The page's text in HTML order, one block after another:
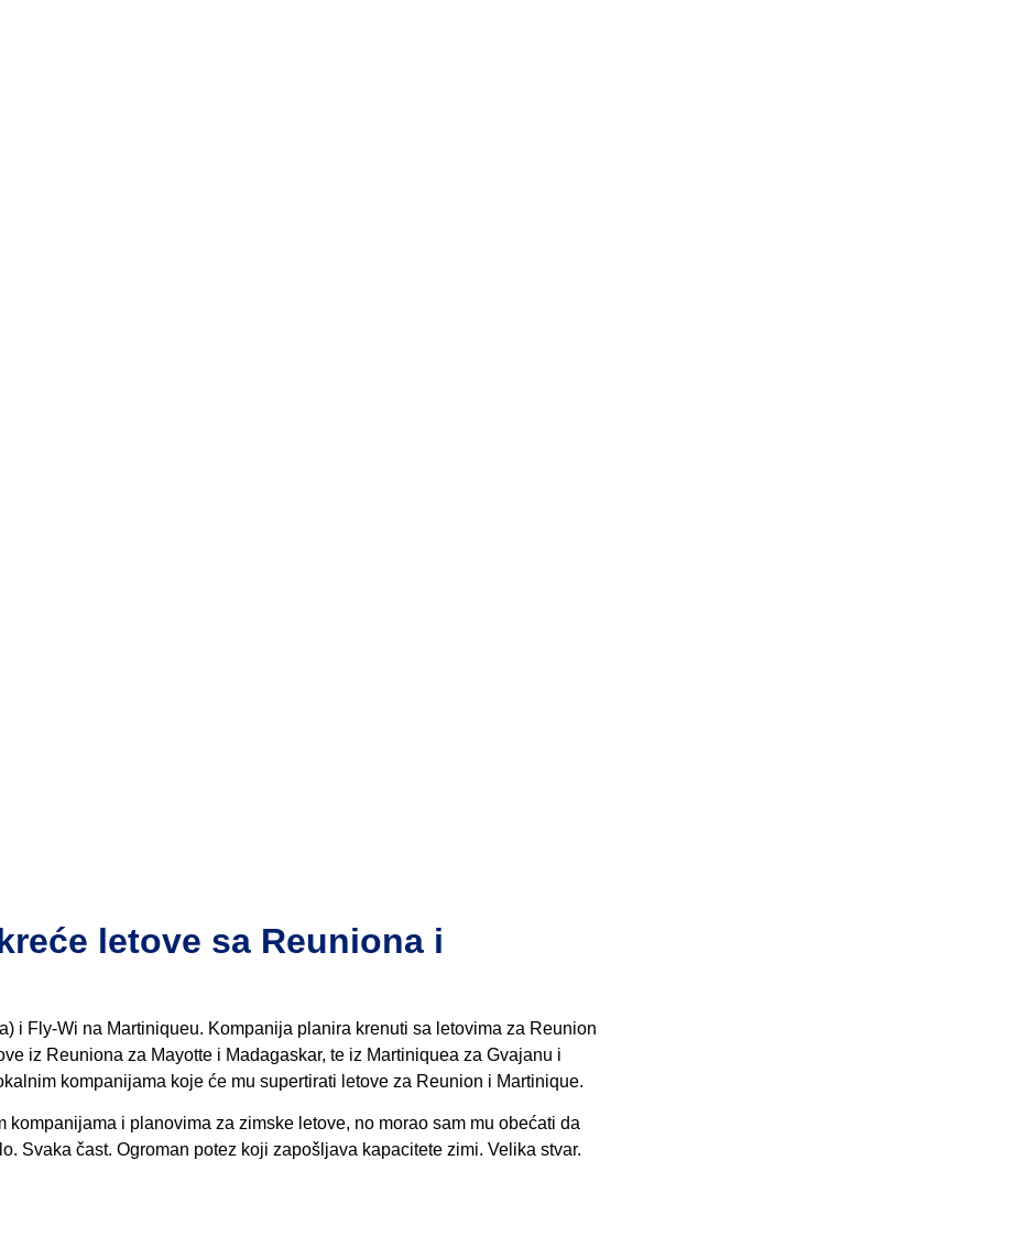
letove sa Reuniona i
i Fly-Wi na Martiniqueu. Kompanija planira krenuti sa letovima za Reunion
iz Reuniona za Mayotte i Madagaskar, te iz Martiniquea za Gvajanu i
kompanijama koje će mu supertirati letove za Reunion i Martinique.
i planovima za zimske letove, no morao sam mu obećati da
Svaka čast. Ogroman potez koji zapošljava kapacitete zimi. Velika stvar.